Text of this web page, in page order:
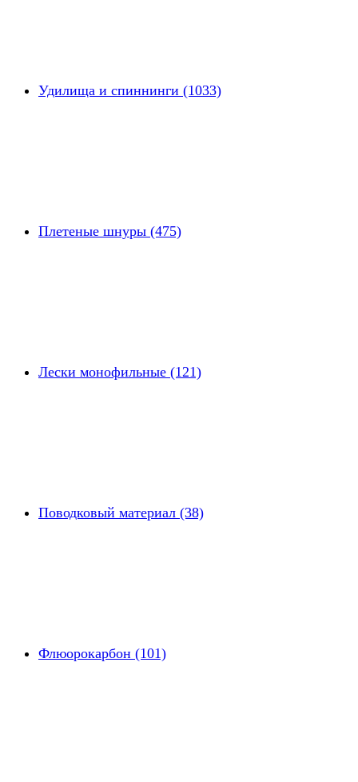
Удилища и спиннинги (1033)
Плетеные шнуры (475)
Лески монофильные (121)
Поводковый материал (38)
Флюорокарбон (101)